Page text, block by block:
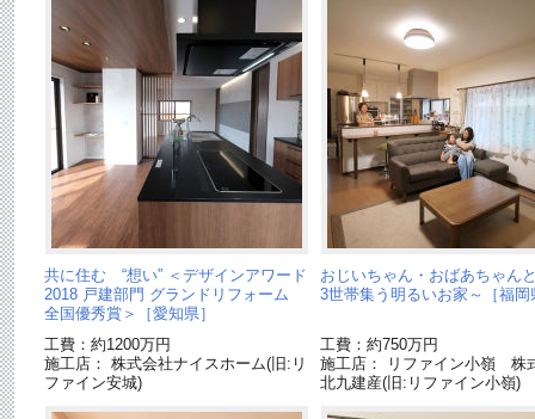
共に住む “想い” ＜デザインアワード
2018 戸建部門 グランドリフォーム
全国優秀賞＞［愛知県］
工費：約1200万円
施工店： 株式会社ナイスホーム(旧:リ
ファイン安城)
おじいちゃん・おばあちゃん
3世帯集う明るいお家～［福岡
工費：約750万円
施工店： リファイン小嶺 株
北九建産(旧:リファイン小嶺)